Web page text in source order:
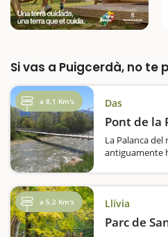
Si vas a Puigcerdà, no te
a 8,1 Km's Das
Pont de la
La Palanca del
antiguamente
Segre.
una vez al año
a 5,2 Km's Llívia
Parc de